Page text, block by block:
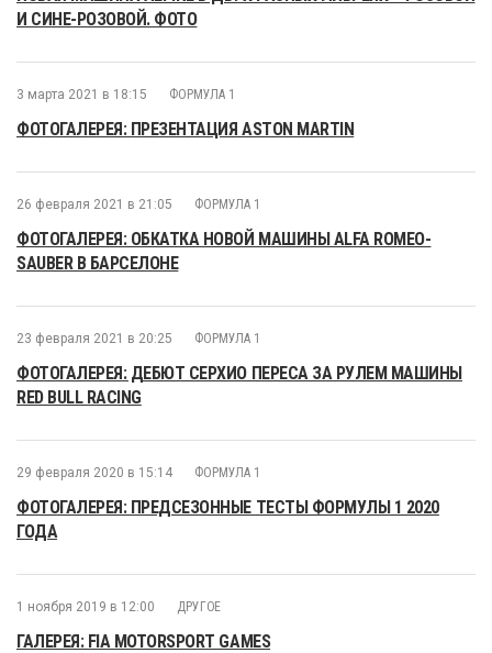
И СИНЕ-РОЗОВОЙ. ФОТО
3 марта 2021 в 18:15 ФОРМУЛА 1
ФОТОГАЛЕРЕЯ: ПРЕЗЕНТАЦИЯ ASTON MARTIN
26 февраля 2021 в 21:05 ФОРМУЛА 1
ФОТОГАЛЕРЕЯ: ОБКАТКА НОВОЙ МАШИНЫ ALFA ROMEO-
SAUBER В БАРСЕЛОНЕ
23 февраля 2021 в 20:25 ФОРМУЛА 1
ФОТОГАЛЕРЕЯ: ДЕБЮТ СЕРХИО ПЕРЕСА ЗА РУЛЕМ МАШИНЫ
RED BULL RACING
29 февраля 2020 в 15:14 ФОРМУЛА 1
ФОТОГАЛЕРЕЯ: ПРЕДСЕЗОННЫЕ ТЕСТЫ ФОРМУЛЫ 1 2020
ГОДА
1 ноября 2019 в 12:00 ДРУГОЕ
ГАЛЕРЕЯ: FIA MOTORSPORT GAMES